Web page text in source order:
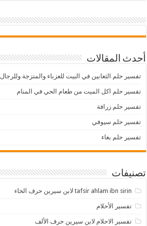
أحدث المقالات
تفسير حلم الثعابين في البيت للعزباء والمتزجة وللرجال
تفسير حلم اكل الميت من طعام الحي في المنام
تفسير حلم زرافة
تفسير حلم سيوفي
تفسير حلم بغاء
تصنيفات
tafsir ahlam ibn sirin لابن سيرين حرف الخاء
تفسير الأحلام
تفسير الاحلام لابن سيرين حرف الألف